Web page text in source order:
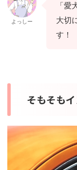
よっしー
「
大切
す！
そもそも